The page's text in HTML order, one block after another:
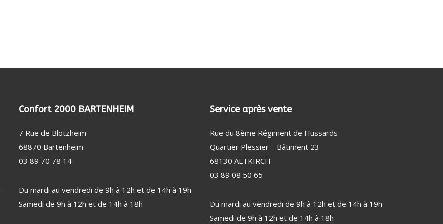
DE REPASSAGE
À COUDRE
MIROIR
/ CHAUFFAGE (55)
/ PURIFICATEUR
MÉTÉO
DES BIENS ET DES
Confort 2000 BARTENHEIM
7 Rue de Blotzheim
68870 Bartenheim
03 89 70 78 14
Du mardi au vendredi de 9h à 12h et de 14h à 19h
Samedi de 9h à 12h et de 14h à 18h
Service après vente
Rue du 8ème Régiment de Hussards
Quartier Plessier – Bâtiment 23
68130 ALTKIRCH
03 89 08 50 65
Du mardi au vendredi de 9h à 12h et de 14h à 19h
Samedi de 9h à 12h et de 14h à 18h